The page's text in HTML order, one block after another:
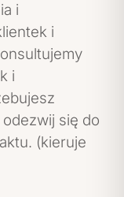
i
i
i
się do
(kieruje